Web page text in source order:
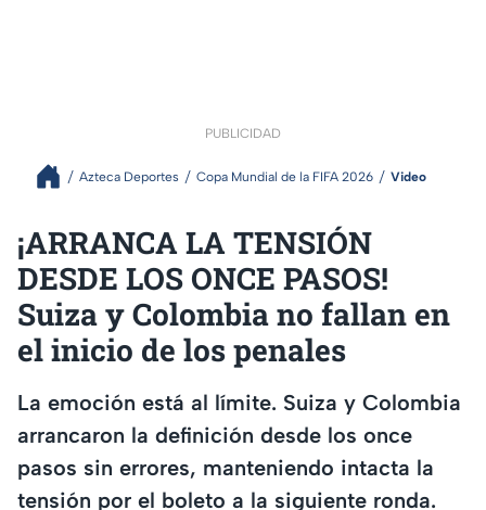
PUBLICIDAD
Azteca Deportes Copa Mundial de la FIFA 2026 Video
¡ARRANCA LA TENSIÓN
DESDE LOS ONCE PASOS!
Suiza y Colombia no fallan en
el inicio de los penales
La emoción está al límite. Suiza y Colombia
arrancaron la definición desde los once
pasos sin errores, manteniendo intacta la
tensión por el boleto a la siguiente ronda.